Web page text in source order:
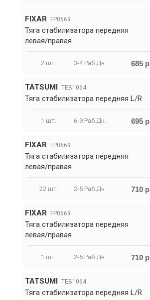
FIXAR FP0669
Тяга стабилизатора передняя
левая/правая
2 шт. 3-4 Раб.Дн. 685 р
TATSUMI TEB1064
Тяга стабилизатора передняя L/R
1 шт. 6-9 Раб.Дн. 695 р
FIXAR FP0669
Тяга стабилизатора передняя
левая/правая
22 шт. 2-5 Раб.Дн. 710 р
FIXAR FP0669
Тяга стабилизатора передняя
левая/правая
1 шт. 2-5 Раб.Дн. 710 р
TATSUMI TEB1064
Тяга стабилизатора передняя L/R